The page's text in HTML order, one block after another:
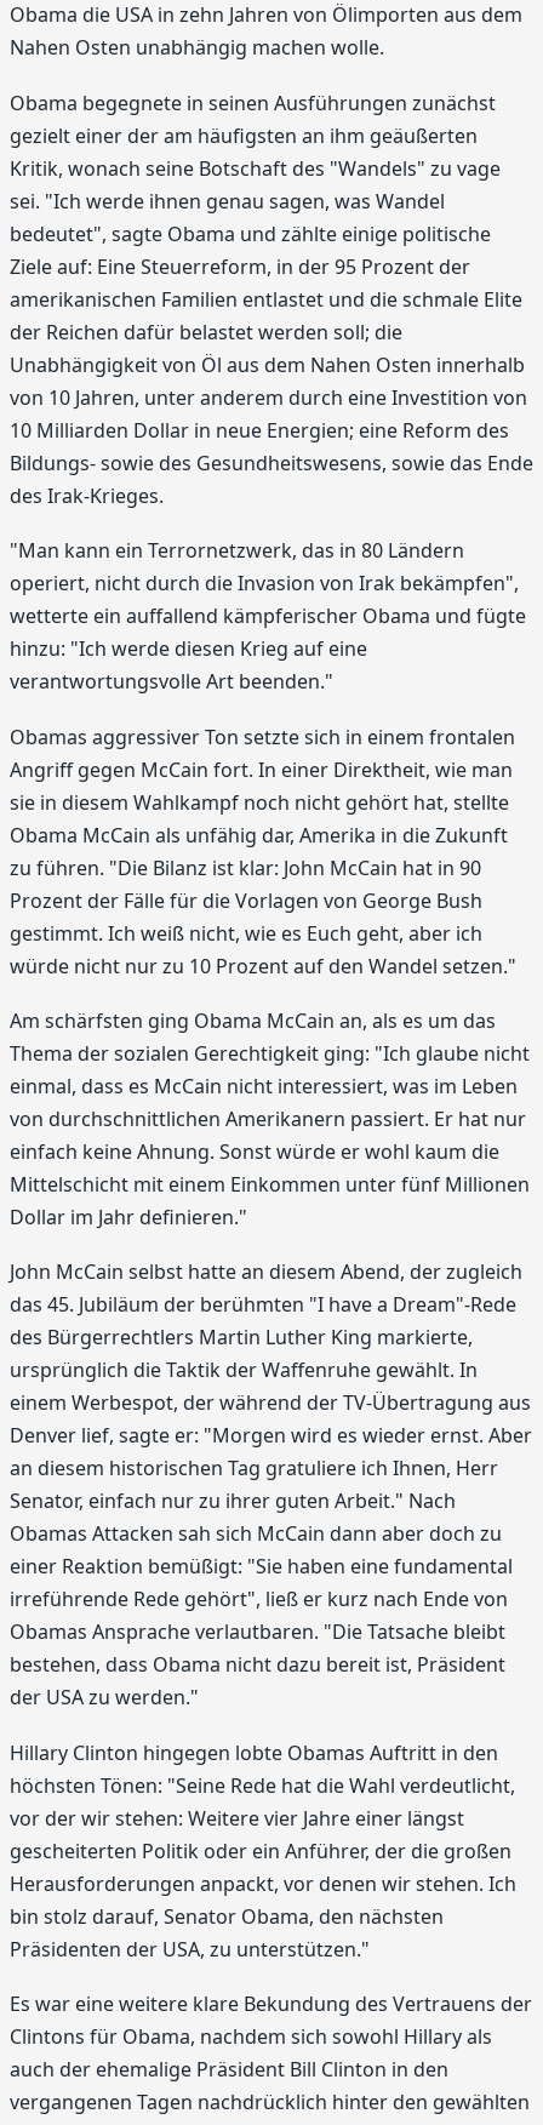
Obama die USA in zehn Jahren von Ölimporten aus dem
Nahen Osten unabhängig machen wolle.
Obama begegnete in seinen Ausführungen zunächst
gezielt einer der am häufigsten an ihm geäußerten
Kritik, wonach seine Botschaft des "Wandels" zu vage
sei. "Ich werde ihnen genau sagen, was Wandel
bedeutet", sagte Obama und zählte einige politische
Ziele auf: Eine Steuerreform, in der 95 Prozent der
amerikanischen Familien entlastet und die schmale Elite
der Reichen dafür belastet werden soll; die
Unabhängigkeit von Öl aus dem Nahen Osten innerhalb
von 10 Jahren, unter anderem durch eine Investition von
10 Milliarden Dollar in neue Energien; eine Reform des
Bildungs- sowie des Gesundheitswesens, sowie das Ende
des Irak-Krieges.
"Man kann ein Terrornetzwerk, das in 80 Ländern
operiert, nicht durch die Invasion von Irak bekämpfen",
wetterte ein auffallend kämpferischer Obama und fügte
hinzu: "Ich werde diesen Krieg auf eine
verantwortungsvolle Art beenden."
Obamas aggressiver Ton setzte sich in einem frontalen
Angriff gegen McCain fort. In einer Direktheit, wie man
sie in diesem Wahlkampf noch nicht gehört hat, stellte
Obama McCain als unfähig dar, Amerika in die Zukunft
zu führen. "Die Bilanz ist klar: John McCain hat in 90
Prozent der Fälle für die Vorlagen von George Bush
gestimmt. Ich weiß nicht, wie es Euch geht, aber ich
würde nicht nur zu 10 Prozent auf den Wandel setzen."
Am schärfsten ging Obama McCain an, als es um das
Thema der sozialen Gerechtigkeit ging: "Ich glaube nicht
einmal, dass es McCain nicht interessiert, was im Leben
von durchschnittlichen Amerikanern passiert. Er hat nur
einfach keine Ahnung. Sonst würde er wohl kaum die
Mittelschicht mit einem Einkommen unter fünf Millionen
Dollar im Jahr definieren."
John McCain selbst hatte an diesem Abend, der zugleich
das 45. Jubiläum der berühmten "I have a Dream"-Rede
des Bürgerrechtlers Martin Luther King markierte,
ursprünglich die Taktik der Waffenruhe gewählt. In
einem Werbespot, der während der TV-Übertragung aus
Denver lief, sagte er: "Morgen wird es wieder ernst. Aber
an diesem historischen Tag gratuliere ich Ihnen, Herr
Senator, einfach nur zu ihrer guten Arbeit." Nach
Obamas Attacken sah sich McCain dann aber doch zu
einer Reaktion bemüßigt: "Sie haben eine fundamental
irreführende Rede gehört", ließ er kurz nach Ende von
Obamas Ansprache verlautbaren. "Die Tatsache bleibt
bestehen, dass Obama nicht dazu bereit ist, Präsident
der USA zu werden."
Hillary Clinton hingegen lobte Obamas Auftritt in den
höchsten Tönen: "Seine Rede hat die Wahl verdeutlicht,
vor der wir stehen: Weitere vier Jahre einer längst
gescheiterten Politik oder ein Anführer, der die großen
Herausforderungen anpackt, vor denen wir stehen. Ich
bin stolz darauf, Senator Obama, den nächsten
Präsidenten der USA, zu unterstützen."
Es war eine weitere klare Bekundung des Vertrauens der
Clintons für Obama, nachdem sich sowohl Hillary als
auch der ehemalige Präsident Bill Clinton in den
vergangenen Tagen nachdrücklich hinter den gewählten